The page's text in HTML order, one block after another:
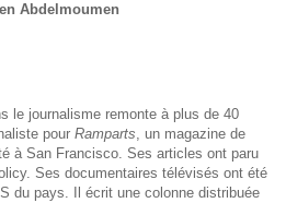
Abdelmoumen
le journalisme remonte à plus de 40
pour Ramparts, un magazine de
à San Francisco. Ses articles ont paru
Ses documentaires télévisés ont été
du pays. Il écrit une colonne distribuée